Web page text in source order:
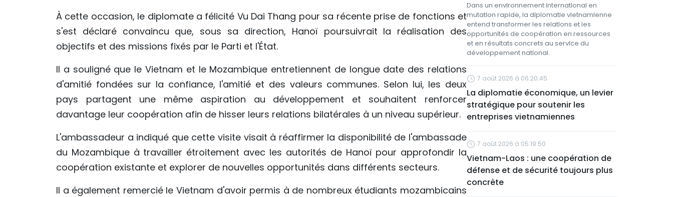
À cette occasion, le diplomate a félicité Vu Dai Thang pour sa récente prise de fonctions et
s'est déclaré convaincu que, sous sa direction, Hanoï poursuivrait la réalisation des
objectifs et des missions fixés par le Parti et l'État.
Il a souligné que le Vietnam et le Mozambique entretiennent de longue date des relations
d'amitié fondées sur la confiance, l'amitié et des valeurs communes. Selon lui, les deux
pays partagent une même aspiration au développement et souhaitent renforcer
davantage leur coopération afin de hisser leurs relations bilatérales à un niveau supérieur.
L'ambassadeur a indiqué que cette visite visait à réaffirmer la disponibilité de l'ambassade
du Mozambique à travailler étroitement avec les autorités de Hanoï pour approfondir la
coopération existante et explorer de nouvelles opportunités dans différents secteurs.
Il a également remercié le Vietnam d'avoir permis à de nombreux étudiants mozambicains
Dans un environnement international en
mutation rapide, la diplomatie vietnamienne
entend transformer les relations et les
opportunités de coopération en ressources
et en résultats concrets au service du
développement national.
7 août 2026 à 06:20:45
La diplomatie économique, un levier
stratégique pour soutenir les
entreprises vietnamiennes
7 août 2026 à 05:19:50
Vietnam-Laos : une coopération de
défense et de sécurité toujours plus
concrète